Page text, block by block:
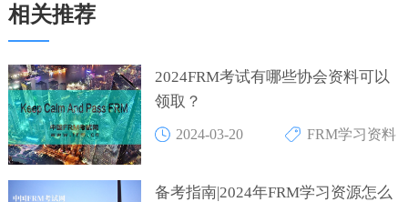
相关推荐
2024FRM考试有哪些协会资料可以
领取？
2024-03-20 FRM学习资料
备考指南|2024年FRM学习资源怎么